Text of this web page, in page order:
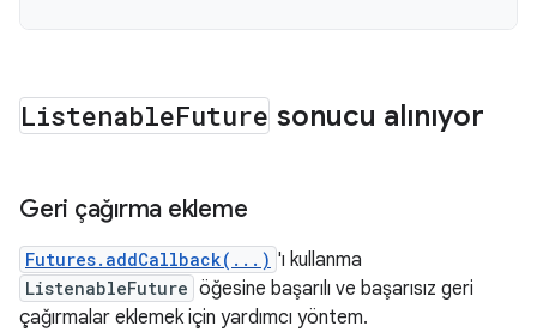
ListenableFuture sonucu alınıyor
Geri çağırma ekleme
Futures.addCallback(...) 'ı kullanma
ListenableFuture öğesine başarılı ve başarısız geri
çağırmalar eklemek için yardımcı yöntem.